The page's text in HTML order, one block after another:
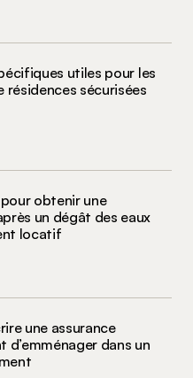
utiles pour les
résidences sécurisées
obtenir une
un dégât des eaux
locatif
une assurance
d’emménager dans un